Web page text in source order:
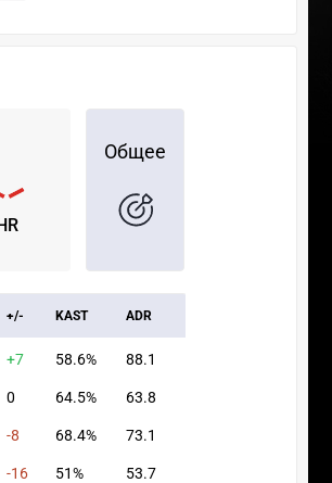
Общее
+/- KAST ADR
+7 58.6% 88.1
0 64.5% 63.8
-8 68.4% 73.1
-16 51% 53.7